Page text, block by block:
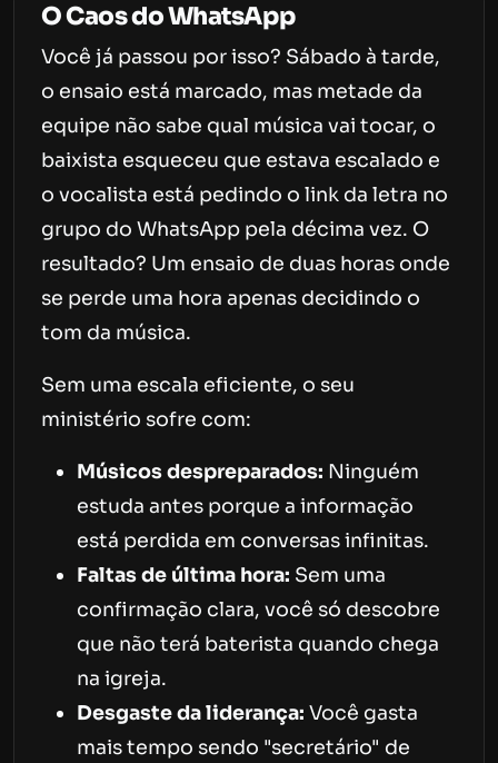
O Caos do WhatsApp
Você já passou por isso? Sábado à tarde,
o ensaio está marcado, mas metade da
equipe não sabe qual música vai tocar, o
baixista esqueceu que estava escalado e
o vocalista está pedindo o link da letra no
grupo do WhatsApp pela décima vez. O
resultado? Um ensaio de duas horas onde
se perde uma hora apenas decidindo o
tom da música.
Sem uma escala eficiente, o seu
ministério sofre com:
Músicos despreparados: Ninguém
estuda antes porque a informação
está perdida em conversas infinitas.
Faltas de última hora: Sem uma
confirmação clara, você só descobre
que não terá baterista quando chega
na igreja.
Desgaste da liderança: Você gasta
mais tempo sendo "secretário" de